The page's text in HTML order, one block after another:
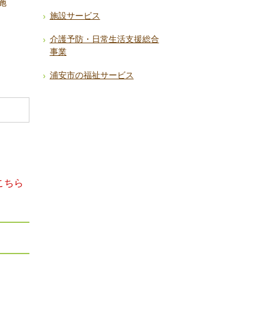
ちら
施設サービス
介護予防・日常生活支援総合
事業
浦安市の福祉サービス